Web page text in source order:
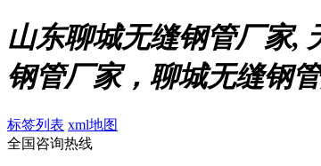
山东聊城无缝钢管厂家,
钢管厂家，聊城无缝钢
标签列表 xml地图
全国咨询热线